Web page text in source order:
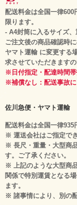
配送料金は全国一律600
限ります。
- A4封筒に入るサイズ
ご注文後の商品確認時
ヤマト運輸 に変更する
求させていただきます
※日付指定・配達時間
※補償なし：配送事故に
佐川急便・ヤマト運輸
配送料金は全国一律935
※ 運送会社はご指定でき
※ 長尺・重量・大型商
す。ご了承ください。
※ 上記のような大型商
関係で特別運賃となる
ます。
※ 諸事情により、別の